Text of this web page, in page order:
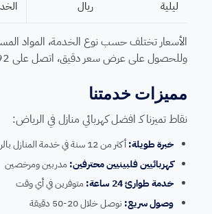
ليلية
ريال
الأسعار تختلف حسب نوع الخدمة، المواد
وللحصول على عرض سعر دقيق، اتصل على 0539247092.
مميزات خدمتنا
نقاط تميزنا كـ افضل كهربائي منازل في الرياض:
خبرة طويلة:أكثر من 12 سنة في خدمة المنازل بالرياض
كهربائيين فلبينيين محترفين: مدربين ومرخصين
خدمة طوارئ 24 ساعة:
متوفرين في أي وقت
وصول سريع: نوصل خلال 20-50 دقيقة